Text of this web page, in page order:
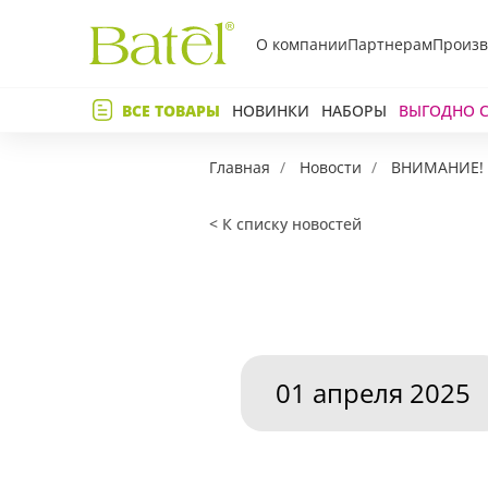
О компанииПартнерамТелефон
ВСЕ ТОВАРЫ НОВИНКИ НАБОРЫ ВЫГОДНО
Главная Новости ВНИМАНИЕ!
< К списку новостей
01 апреля 2025